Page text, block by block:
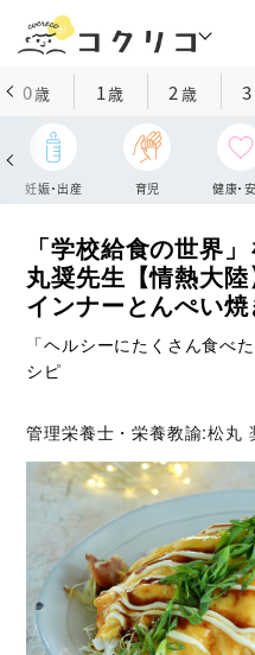
0歳 1歳 2 歳 3
妊娠・出産 育児 健康・
「学校給食の世界
丸奨先生【情熱大
インナーとんぺい焼
「ヘルシーにたくさん食べ
シピ
管理栄養士・栄養教諭:松丸